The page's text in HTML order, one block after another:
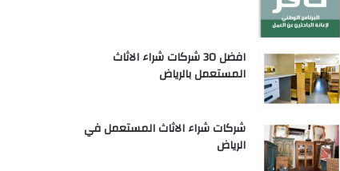
افضل 30 شركات شراء الاثاث
المستعمل بالرياض
شركات شراء الاثاث المستعمل في
الرياض